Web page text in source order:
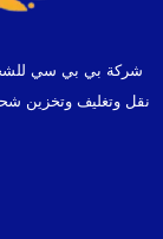
شركة بي بي سي
نقل وتغليف وتخزين